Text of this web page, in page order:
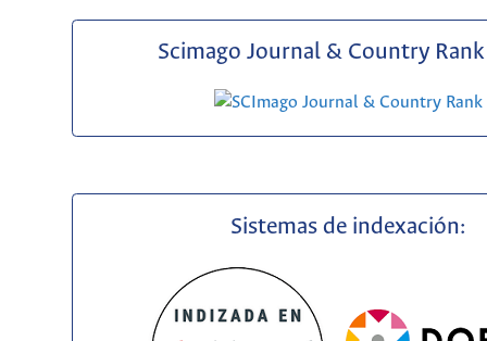
Scimago Journal & Country Rank
Sistemas de indexación: